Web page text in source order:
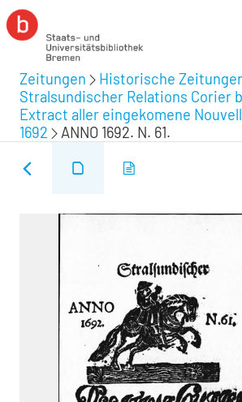
Zeitungen
Historische
Stralsundischer Relations Corier
Extract aller eingekomene
1692
ANNO 1692. N. 61.